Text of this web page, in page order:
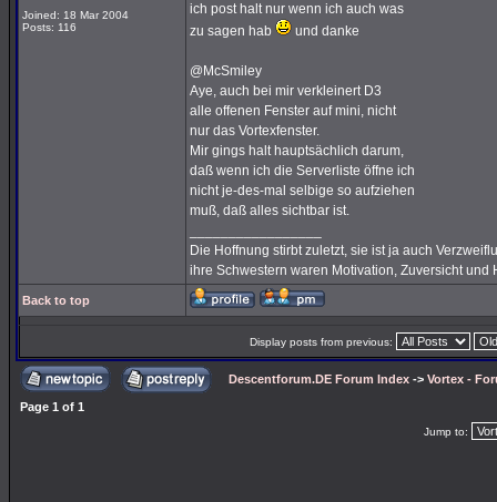
Joined: 18 Mar 2004
Posts: 116
ich post halt nur wenn ich auch was
zu sagen hab
und danke
@McSmiley
Aye, auch bei mir verkleinert D3
alle offenen Fenster auf mini, nicht
nur das Vortexfenster.
Mir gings halt hauptsächlich darum,
daß wenn ich die Serverliste öffne ich
nicht je-des-mal selbige so aufziehen
muß, daß alles sichtbar ist.
Die Hoffnung stirbt zuletzt, sie ist ja auch
ihre Schwestern waren Motivation, Zuversicht und
Back to top
Display posts from previous:
Descentforum.DE Forum Index -> Vortex -
Page 1 of 1
Jump to: